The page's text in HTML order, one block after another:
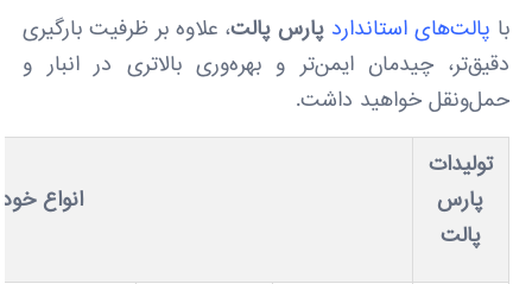
با پالت‌های استاندارد پارس پالت، علاوه بر ظرفیت بارگیری
دقیق‌تر، چیدمان ایمن‌تر و بهره‌وری بالاتری در انبار و
حمل‌ونقل خواهید داشت.
تولیدات
پارس
پالت
انواع خودروهای